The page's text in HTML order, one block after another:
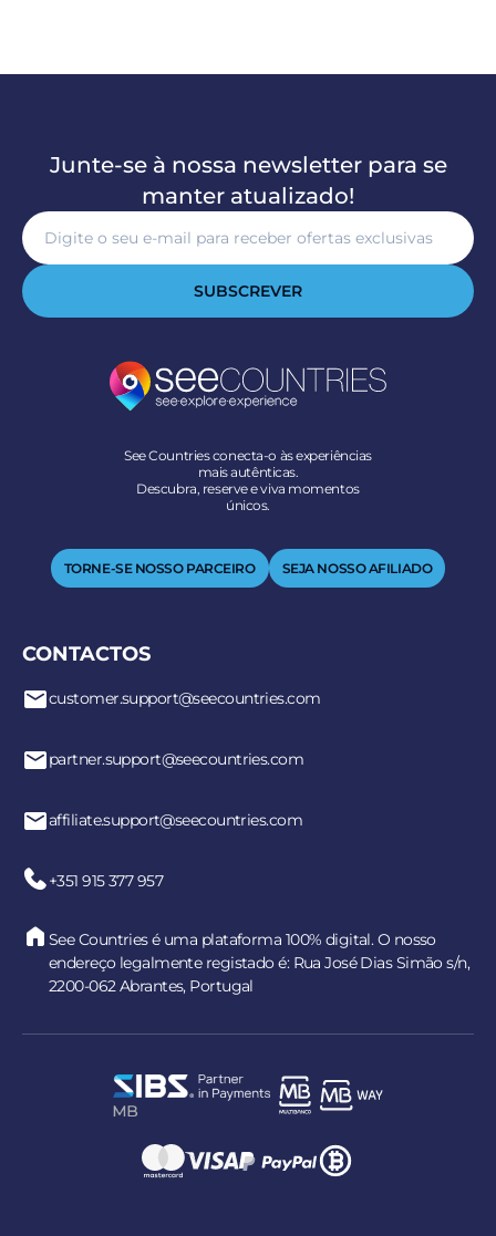
Junte-se à nossa newsletter para se
manter atualizado!
SUBSCREVER
See Countries conecta-o às experiências
mais autênticas.
Descubra, reserve e viva momentos
únicos.
TORNE-SE NOSSO PARCEIRO SEJA NOSSO AFILIADO
CONTACTOS
customer.support@seecountries.com
partner.support@seecountries.com
affiliate.support@seecountries.com
+351 915 377 957
See Countries é uma plataforma 100% digital. O nosso
endereço legalmente registado é: Rua José Dias Simão s/n,
2200-062 Abrantes, Portugal